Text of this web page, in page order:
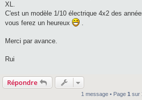
XL.
C'est un modèle 1/10 électrique 4x2 des
vous ferez un heureux
.
Merci par avance.
Rui
Répondre
1 message • Page 1 sur